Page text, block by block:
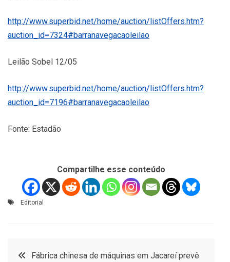
http://www.superbid.net/home/auction/listOffers.htm?
auction_id=7324#barranavegacaoleilao
Leilão Sobel 12/05
http://www.superbid.net/home/auction/listOffers.htm?
auction_id=7196#barranavegacaoleilao
Fonte: Estadão
Compartilhe esse conteúdo
Editorial
Navegação
Fábrica chinesa de máquinas em Jacareí prevê